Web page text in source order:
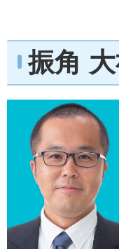
振角